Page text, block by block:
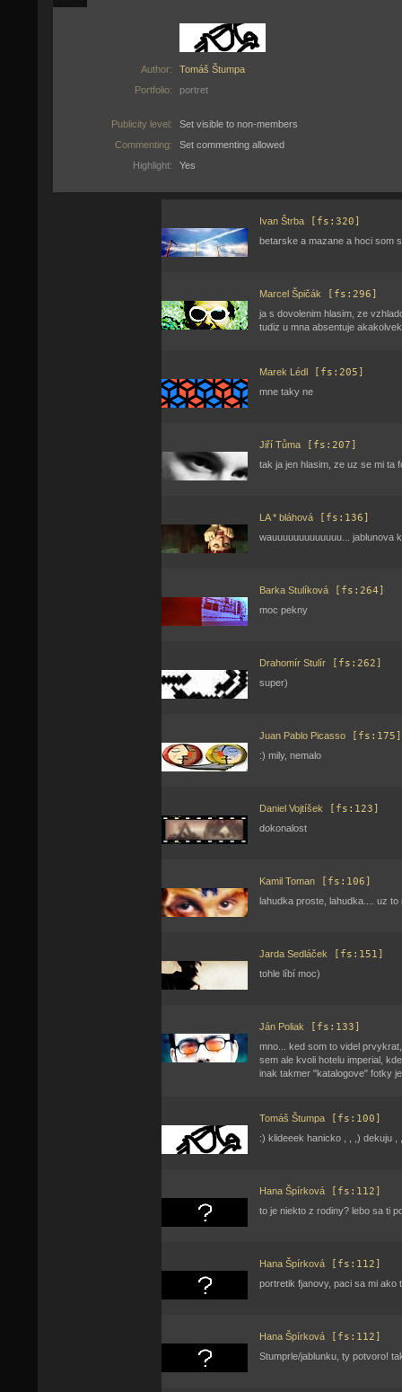
Author:
Tomáš Štumpa
Portfolio:
portret
Publicity level:
Set visible to non-members
Commenting:
Set commenting allowed
Highlight:
Yes
Ivan Štrba [fs:320]
betarske a mazane a hoci som
Marcel Špičák [fs:296]
ja s dovolenim hlasim, ze
tudiz u mna absentuje
Marek Lédl [fs:205]
mne taky ne
Jiří Tůma [fs:207]
tak ja jen hlasim, ze uz se mi ta
LA * bláhová [fs:136]
wauuuuuuuuuuuuu... jablunova
Barka Stulíková [fs:264]
moc pekny
Drahomír Stulír [fs:262]
super)
Juan Pablo Picasso [fs:175]
:) mily, nemalo
Daniel Vojtíšek [fs:123]
dokonalost
Kamil Toman [fs:106]
lahudka proste, lahudka.... uz to
Jarda Sedláček [fs:151]
tohle líbí moc)
Ján Poliak [fs:133]
mno... ked som to videl
sem ale kvoli hotelu imperial,
inak takmer "katalogove" fotky
Tomáš Štumpa [fs:100]
:) klideeek hanicko , , ,) dekuju ,
Hana Špírková [fs:112]
to je niekto z rodiny? lebo sa ti
Hana Špírková [fs:112]
portretik fjanovy, paci sa mi ako
Hana Špírková [fs:112]
Stumprle/jablunku, ty potvoro!